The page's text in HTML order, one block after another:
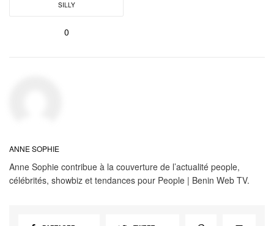
SILLY
0
ANNE SOPHIE
Anne Sophie contribue à la couverture de l’actualité people,
célébrités, showbiz et tendances pour People | Benin Web TV.